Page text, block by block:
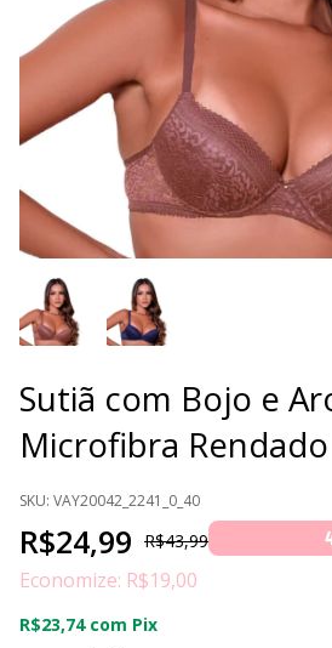
Sutiã com Bojo e
Microfibra Rendado
SKU: VAY20042_2241_0_40
R$24,99 R$43,99
Economize: R$19,00
R$23,74 com Pix